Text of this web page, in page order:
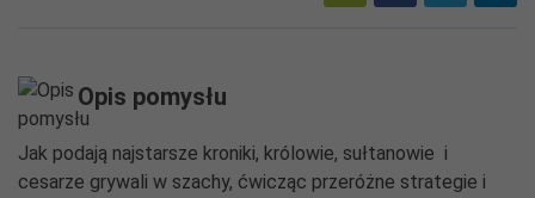
Opis pomysłu
Jak podają najstarsze kroniki, królowie, sułtanowie i
cesarze grywali w szachy, ćwicząc przeróżne strategie i